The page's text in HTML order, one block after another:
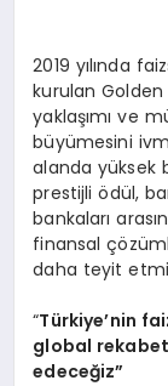
2019 yılında
kurulan Golden
yaklaşımı ve
büyümesini
alanda yüksek
prestijli ödül,
bankaları
finansal
daha teyit
“Türkiye’nin
global
edeceğiz”